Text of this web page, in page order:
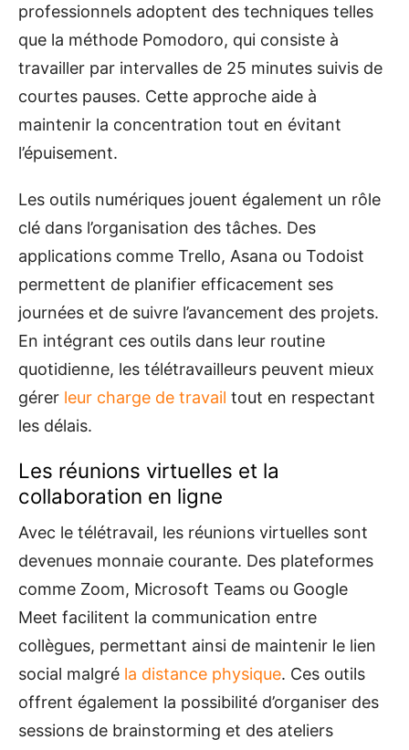
professionnels adoptent des techniques telles
que la méthode Pomodoro, qui consiste à
travailler par intervalles de 25 minutes suivis de
courtes pauses. Cette approche aide à
maintenir la concentration tout en évitant
l’épuisement.
Les outils numériques jouent également un rôle
clé dans l’organisation des tâches. Des
applications comme Trello, Asana ou Todoist
permettent de planifier efficacement ses
journées et de suivre l’avancement des projets.
En intégrant ces outils dans leur routine
quotidienne, les télétravailleurs peuvent mieux
gérer leur charge de travail tout en respectant
les délais.
Les réunions virtuelles et la
collaboration en ligne
Avec le télétravail, les réunions virtuelles sont
devenues monnaie courante. Des plateformes
comme Zoom, Microsoft Teams ou Google
Meet facilitent la communication entre
collègues, permettant ainsi de maintenir le lien
social malgré la distance physique. Ces outils
offrent également la possibilité d’organiser des
sessions de brainstorming et des ateliers